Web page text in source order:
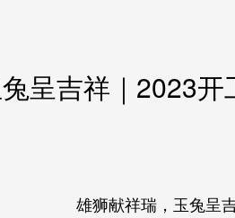
呈吉祥｜2023开
雄狮献祥瑞，玉兔呈吉